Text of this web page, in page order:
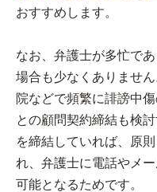
おすすめします。
なお、弁護士が多忙で
場合も少なくありませ
院などで頻繁に誹謗中
との顧問契約締結も検
を締結していれば、原
れ、弁護士に電話やメ
可能となるためです。